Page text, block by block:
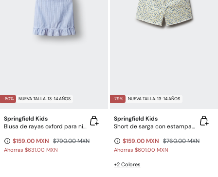
-80% NUEVA TALLA: 13-14 AÑOS
Springfield Kids
Blusa de rayas oxford para niña
$159.00 MXN $790.00 MXN
Ahorras $631.00 MXN
-79% NUEVA TALLA: 13-14 AÑOS
Springfield Kids
Short de sarga con estampado floral para niña
$159.00 MXN $760.00 MXN
Ahorras $601.00 MXN
+2 Colores